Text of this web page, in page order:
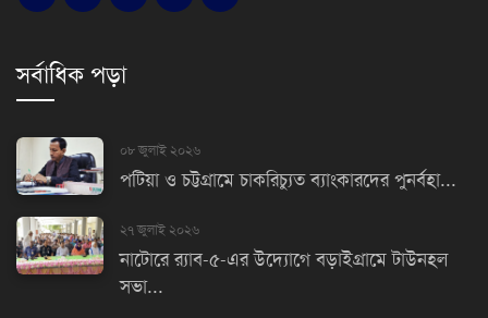
সর্বাধিক পড়া
০৮ জুলাই ২০২৬
পটিয়া ও চট্টগ্রামে চাকরিচ্যুত ব্যাংকারদের পুনর্বহা...
২৭ জুলাই ২০২৬
নাটোরে র‌্যাব-৫-এর উদ্যোগে বড়াইগ্রামে টাউনহল
সভা...